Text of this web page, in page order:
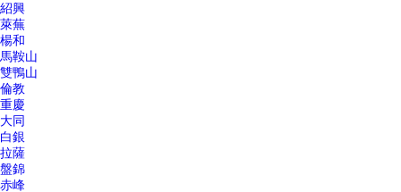
紹興
萊蕪
楊和
馬鞍山
雙鴨山
倫教
重慶
大同
白銀
拉薩
盤錦
赤峰